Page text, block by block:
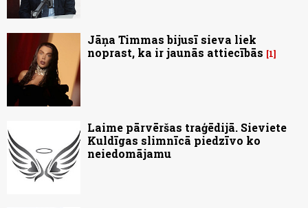
Jāņa Timmas bijusī sieva liek
noprast, ka ir jaunās attiecībās
1
Laime pārvēršas traģēdijā. Sieviete
Kuldīgas slimnīcā piedzīvo ko
neiedomājamu